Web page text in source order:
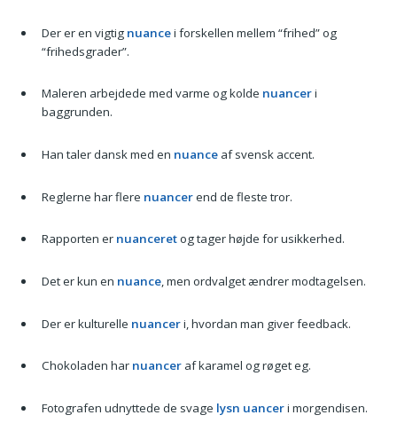
Der er en vigtig nuancei forskellen mellem “frihed” og
“frihedsgrader”.
Maleren arbejdede med varme og kolde nuanceri
baggrunden.
Han taler dansk med en nuanceaf svensk accent.
Reglerne har flere nuancerend de fleste tror.
Rapporten er nuanceretog tager højde for usikkerhed.
Det er kun en nuance, men ordvalget ændrer modtagelsen.
Der er kulturelle nuanceri, hvordan man giver feedback.
Chokoladen har nuanceraf karamel og røget eg.
Fotografen udnyttede de svage lysn uanceri morgendisen.